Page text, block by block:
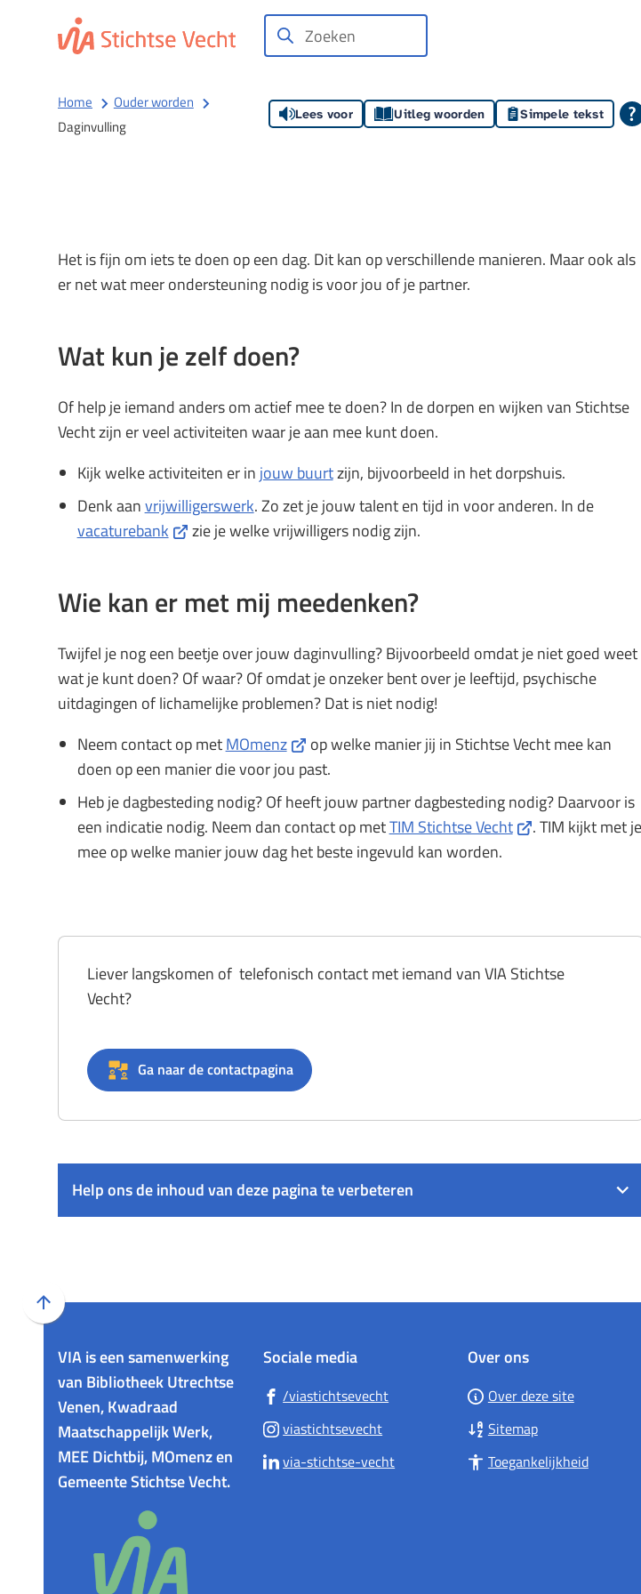
Over
Contact
Zoeken
Wanneer
beschikbaar
zijn
pijl
omhoog
omlaag
te
gebruiken.
Gebruik
de
enter-
toets
om
een
te
selecteren.
Home
Ouder worden
Daginvulling
Lees voor Uitleg woorden Simpele tekst
Het is fijn om iets te doen op een dag. Dit kan op verschillende manieren. Maar ook als
er net wat meer ondersteuning nodig is voor jou of je partner.
Wat kun je zelf doen?
Of help je iemand anders om actief mee te doen? In de dorpen en wijken van Stichtse
Vecht zijn er veel activiteiten waar je aan mee kunt doen.
Kijk welke activiteiten er in jouw buurtzijn, bijvoorbeeld in het dorpshuis.
Denk aanvrijwilligerswerk. Zo zet je jouw talent en tijd in voor anderen. In de
vacaturebank(Verwijst
externe
zie je welke vrijwilligers nodig zijn.
Wie kan er met mij meedenken?
Twijfel je nog een beetje over jouw daginvulling? Bijvoorbeeld omdat je niet goed weet
wat je kunt doen? Of waar? Of omdat je onzeker bent over je leeftijd, psychische
uitdagingen of lichamelijke problemen? Dat is niet nodig!
Neem contact op metMOmenz(Verwijst
naar
een
externe
website)
op welke manier jij in Stichtse Vecht mee kan
doen op een manier die voor jou past.
Heb je dagbesteding nodig? Of heeft jouw partner dagbesteding nodig? Daarvoor is
een indicatie nodig. Neem dan contact op metTIM Stichtse Vecht(Verwijst
. TIM kijkt met
mee op welke manier jouw dag het beste ingevuld kan worden.
Liever langskomen of telefonisch contact met iemand van VIA Stichtse
Vecht?
Ga naar de contactpagina
Help ons de inhoud van deze pagina te verbeteren
Scroll
boven
naar
het
begin
van
paginainhoud
VIA is een samenwerking
van Bibliotheek Utrechtse
Venen, Kwadraad
Maatschappelijk Werk,
MEE Dichtbij, MOmenz en
Gemeente Stichtse Vecht.
Sociale media
/viastichtsevecht(Verwijst
externe
viastichtsevecht(Verwijst
naar
een
via-stichtse-vecht(Verwijst
Over ons
Over deze site
Sitemap
Toegankelijkheid